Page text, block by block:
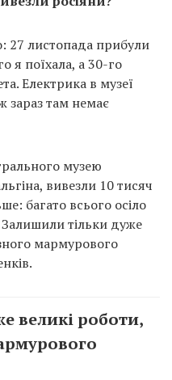
27 листопада прибули
я поїхала, а 30-го
Електрика в музеї
зараз там немає
музею
вивезли 10 тисяч
багато всього осіло
тільки дуже
мармурового
великі роботи,